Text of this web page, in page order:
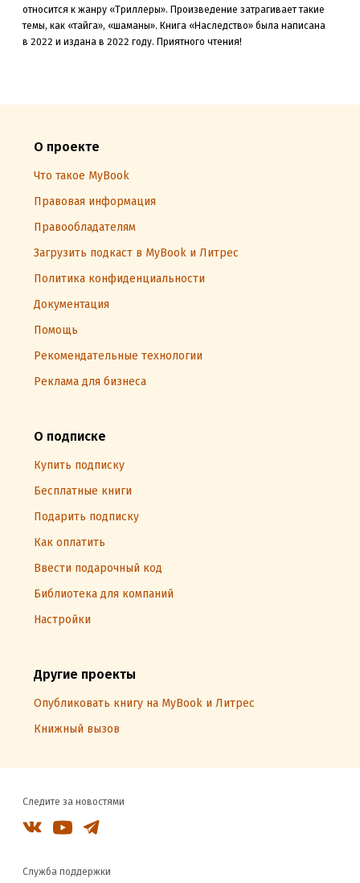
относится к жанру «Триллеры». Произведение затрагивает такие
темы, как «тайга», «шаманы». Книга «Наследство» была написана
в 2022 и издана в 2022 году. Приятного чтения!
О проекте
Что такое MyBook
Правовая информация
Правообладателям
Загрузить подкаст в MyBook и Литрес
Политика конфиденциальности
Документация
Помощь
Рекомендательные технологии
Реклама для бизнеса
О подписке
Купить подписку
Бесплатные книги
Подарить подписку
Как оплатить
Ввести подарочный код
Библиотека для компаний
Настройки
Другие проекты
Опубликовать книгу на MyBook и Литрес
Книжный вызов
Следите за новостями
Служба поддержки